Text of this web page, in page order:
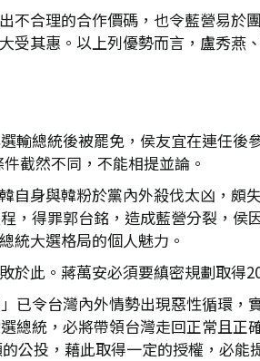
合理的合作價碼，也令藍營易於
受其惠。以上列優勢而言，盧秀燕
輸總統後被罷免，侯友宜在連任後
截然不同，不能相提並論。
自身與韓粉於黨內外殺伐太凶，頗
得罪郭台銘，造成藍營分裂，侯
統大選格局的個人魅力。
此。蔣萬安必須要縝密規劃取得
已令台灣內外情勢出現惡性循環，
總統，必將帶領台灣走回正常且正
公投，藉此取得一定的授權，必能